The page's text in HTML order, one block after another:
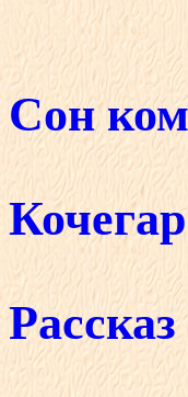
Сон